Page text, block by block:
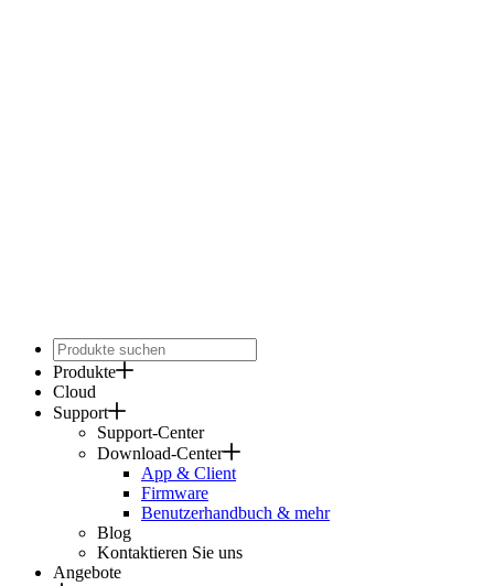
Produkte
Cloud
Support
Support-Center
Download-Center
App & Client
Firmware
Benutzerhandbuch & mehr
Blog
Kontaktieren Sie uns
Angebote